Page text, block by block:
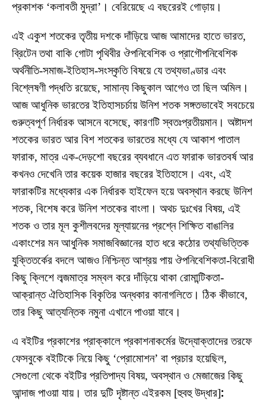
প্রকাশক ‘কলাবতী মুদ্রা’। বেরিয়েছে এ বছরেরই গোড়ায়।
এই একুশ শতকের তৃতীয় দশকে দাঁড়িয়ে আজ আমাদের হাতে ভারত,
ব্রিটেন তথা বাকি গোটা পৃথিবীর ঔপনিবেশিক ও প্রাগৌপনিবেশিক
অর্থনীতি-সমাজ-ইতিহাস-সংস্কৃতি বিষয়ে যে তথ্যভাণ্ডার এবং
বিশ্লেষণী পদ্ধতি রয়েছে, সামান্য কিছুকাল আগেও তা ছিল অমিল।
আজ আধুনিক ভারতের ইতিহাসচর্চায় উনিশ শতক সঙ্গতভাবেই সবচেয়ে
গুরুত্বপূর্ণ নির্ধারক আসনে বসেছে, কারণটি স্বতঃপ্রতীয়মান। অষ্টাদশ
শতকের ভারত আর বিশ শতকের ভারতের মধ্যে যে আকাশ পাতাল
ফারাক, মাত্র এক-দেড়শো বছরের ব্যবধানে এত ফারাক ভারতবর্ষ আর
কখনও দেখেনি তার কয়েক হাজার বছরের ইতিহাসে। এবং, এই
ফারাকটির মধ্যেকার এক নির্ধারক হাইফেন হয়ে অবস্থান করছে উনিশ
শতক, বিশেষ করে উনিশ শতকের বাংলা। অথচ দুঃখের বিষয়, এই
শতক ও তার মূল কুশীলবদের মূল্যায়নের প্রশ্নে শিক্ষিত বাঙালির
একাংশের মন আধুনিক সমাজবিজ্ঞানের হাত ধরে কঠোর তথ্যভিত্তিক
যুক্তিতর্কের বদলে আজও নিশ্চিন্ত আশ্রয় পায় ঔপনিবেশিকতা-বিরোধী
কিছু ক্লিশে লব্জমাত্র সম্বল করে দাঁড়িয়ে থাকা রোমান্টিকতা-
আক্রান্ত ঐতিহাসিক বিকৃতির অন্ধকার কানাগলিতে। ঠিক কীভাবে,
তার কিছু আত্যন্তিক নমুনা এখানে পাওয়া যাবে।
এ বইটির প্রকাশের প্রাক্কালে প্রকাশনাকর্মের উদ্যোক্তাদের তরফে
ফেসবুকে বইটিকে নিয়ে কিছু ‘প্রোমোশন’ বা প্রচার হয়েছিল,
সেগুলো থেকে বইটির প্রতিপাদ্য বিষয়, অবস্থান ও মেজাজের কিছু
আন্দাজ পাওয়া যায়। তার দুটি দৃষ্টান্ত এইরকম [হুবহু উদ্ধার]: